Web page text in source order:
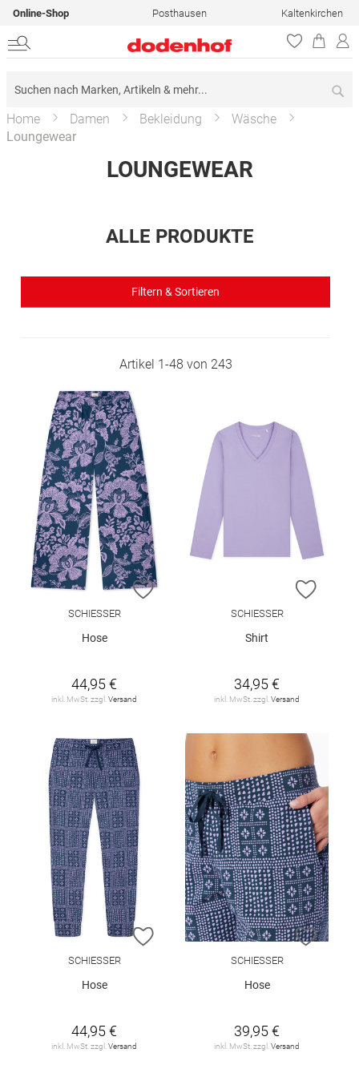
Online-Shop Posthausen Kaltenkirchen
Home Damen Bekleidung
Wäsche
Loungewear
LOUNGEWEAR
ALLE PRODUKTE
Filtern & Sortieren
Artikel 1-48 von 243
ZUR WUNSCHLISTE HINZUFÜGEN
SCHIESSER
Hose
44,95 €
inkl. MwSt. zzgl. Versand
ZUR
SCHIESSER
Shirt
34,95 €
inkl. MwSt. zzgl. Versand
ZUR WUNSCHLISTE HINZUFÜGEN
SCHIESSER
Hose
44,95 €
inkl. MwSt. zzgl. Versand
ZUR
SCHIESSER
Hose
39,95 €
inkl. MwSt. zzgl. Versand